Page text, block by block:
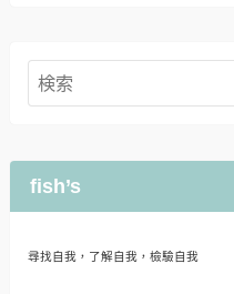
fish’s
尋找自我，了解自我，檢驗自我